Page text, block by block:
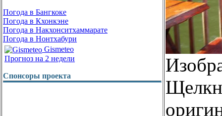
Погода в Бангкоке
Погода в Кхонкэне
Погода в Накхонситхаммарате
Погода в Нонтхабури
Gismeteo
Прогноз на 2 недели
Спонсоры проекта